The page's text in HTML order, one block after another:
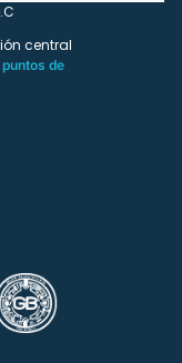
central
puntos de